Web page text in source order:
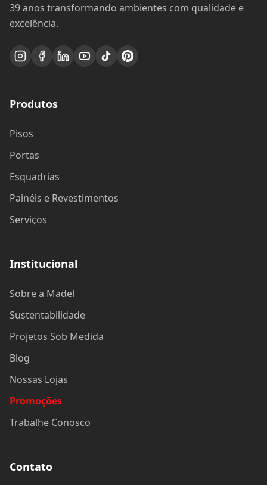
39 anos transformando ambientes com qualidade e
excelência.
Produtos
Pisos
Portas
Esquadrias
Painéis e Revestimentos
Serviços
Institucional
Sobre a Madel
Sustentabilidade
Projetos Sob Medida
Blog
Nossas Lojas
Promoções
Trabalhe Conosco
Contato